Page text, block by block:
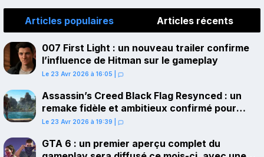
Articles populaires Articles récents
007 First Light : un nouveau trailer confirme
l’influence de Hitman sur le gameplay
Le 23 Avr 2026 à 16:05
Assassin’s Creed Black Flag Resynced : un
remake fidèle et ambitieux confirmé pour
juillet sur PS5
Le 23 Avr 2026 à 19:39
GTA 6 : un premier aperçu complet du